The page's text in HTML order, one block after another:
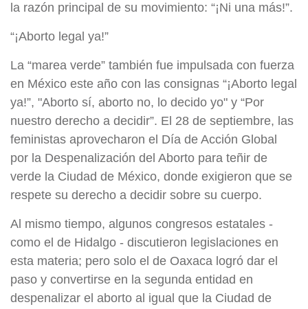
la razón principal de su movimiento: “¡Ni una más!”.
“¡Aborto legal ya!”
La “marea verde” también fue impulsada con fuerza
en México este año con las consignas “¡Aborto legal
ya!”, "Aborto sí, aborto no, lo decido yo" y “Por
nuestro derecho a decidir”. El 28 de septiembre, las
feministas aprovecharon el Día de Acción Global
por la Despenalización del Aborto para teñir de
verde la Ciudad de México, donde exigieron que se
respete su derecho a decidir sobre su cuerpo.
Al mismo tiempo, algunos congresos estatales -
como el de Hidalgo - discutieron legislaciones en
esta materia; pero solo el de Oaxaca logró dar el
paso y convertirse en la segunda entidad en
despenalizar el aborto al igual que la Ciudad de